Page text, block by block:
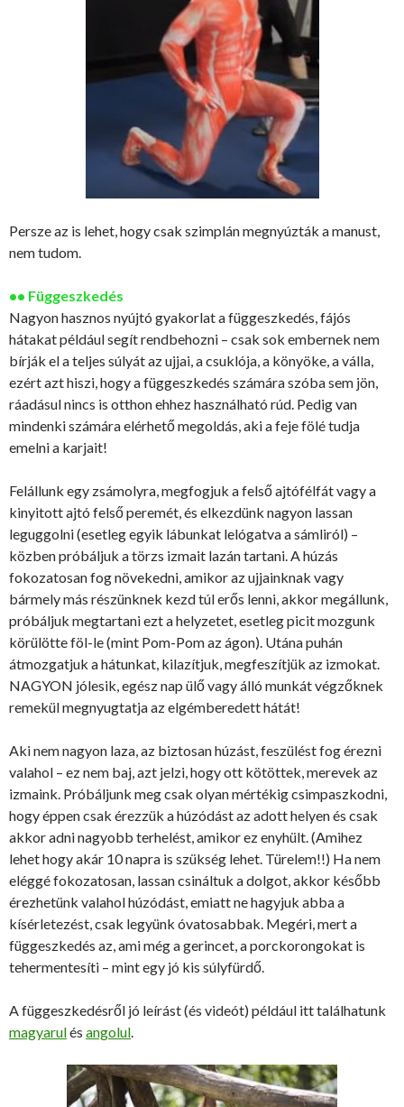
Persze az is lehet, hogy csak szimplán megnyúzták a manust,
nem tudom.
•• Függeszkedés
Nagyon hasznos nyújtó gyakorlat a függeszkedés, fájós
hátakat például segít rendbehozni – csak sok embernek nem
bírják el a teljes súlyát az ujjai, a csuklója, a könyöke, a válla,
ezért azt hiszi, hogy a függeszkedés számára szóba sem jön,
ráadásul nincs is otthon ehhez használható rúd. Pedig van
mindenki számára elérhető megoldás, aki a feje fölé tudja
emelni a karjait!
Felállunk egy zsámolyra, megfogjuk a felső ajtófélfát vagy a
kinyitott ajtó felső peremét, és elkezdünk nagyon lassan
leguggolni (esetleg egyik lábunkat lelógatva a sámliról) –
közben próbáljuk a törzs izmait lazán tartani. A húzás
fokozatosan fog növekedni, amikor az ujjainknak vagy
bármely más részünknek kezd túl erős lenni, akkor megállunk,
próbáljuk megtartani ezt a helyzetet, esetleg picit mozgunk
körülötte föl-le (mint Pom-Pom az ágon). Utána puhán
átmozgatjuk a hátunkat, kilazítjuk, megfeszítjük az izmokat.
NAGYON jólesik, egész nap ülő vagy álló munkát végzőknek
remekül megnyugtatja az elgémberedett hátát!
Aki nem nagyon laza, az biztosan húzást, feszülést fog érezni
valahol – ez nem baj, azt jelzi, hogy ott kötöttek, merevek az
izmaink. Próbáljunk meg csak olyan mértékig csimpaszkodni,
hogy éppen csak érezzük a húzódást az adott helyen és csak
akkor adni nagyobb terhelést, amikor ez enyhült. (Amihez
lehet hogy akár 10 napra is szükség lehet. Türelem!!) Ha nem
eléggé fokozatosan, lassan csináltuk a dolgot, akkor később
érezhetünk valahol húzódást, emiatt ne hagyjuk abba a
kísérletezést, csak legyünk óvatosabbak. Megéri, mert a
függeszkedés az, ami még a gerincet, a porckorongokat is
tehermentesíti – mint egy jó kis súlyfürdő.
A függeszkedésről jó leírást (és videót) például itt találhatunk
magyarulés angolul